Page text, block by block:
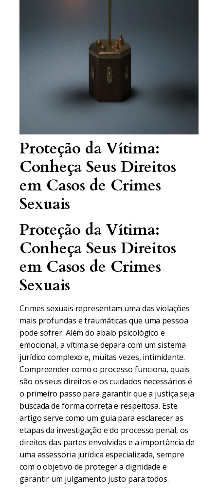
Proteção da Vítima:
Conheça Seus Direitos
em Casos de Crimes
Sexuais
Proteção da Vítima:
Conheça Seus Direitos
em Casos de Crimes
Sexuais
Crimes sexuais representam uma das violações
mais profundas e traumáticas que uma pessoa
pode sofrer. Além do abalo psicológico e
emocional, a vítima se depara com um sistema
jurídico complexo e, muitas vezes, intimidante.
Compreender como o processo funciona, quais
são os seus direitos e os cuidados necessários é
o primeiro passo para garantir que a justiça seja
buscada de forma correta e respeitosa. Este
artigo serve como um guia para esclarecer as
etapas da investigação e do processo penal, os
direitos das partes envolvidas e a importância de
uma assessoria jurídica especializada, sempre
com o objetivo de proteger a dignidade e
garantir um julgamento justo para todos.